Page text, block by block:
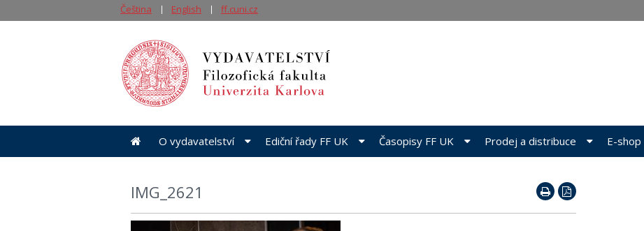
IMG_2621
O vydavatelství Ediční řady FF UK Časopisy FF UK Prodej a distribuce E-shop
Čeština English ff.cuni.cz